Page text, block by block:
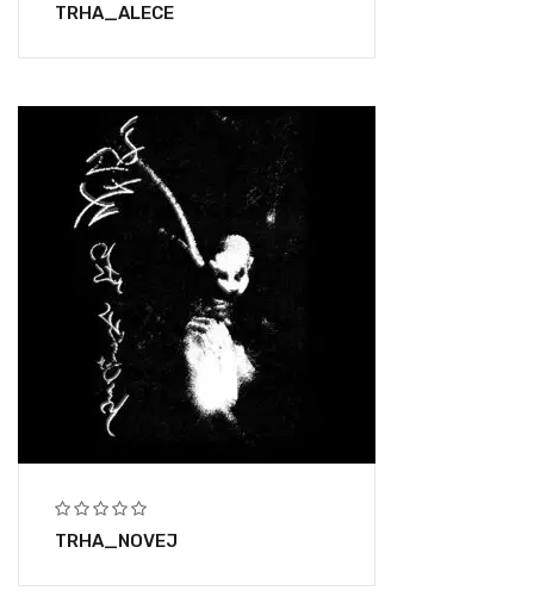
TRHA_ALECE
TRHA_NOVEJ